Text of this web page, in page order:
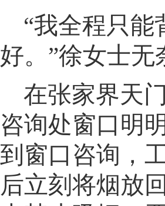
“我全程只能
好。 ”徐女士无
在张家界天
咨询处窗口明
到窗口咨询 ，
后立刻将烟放